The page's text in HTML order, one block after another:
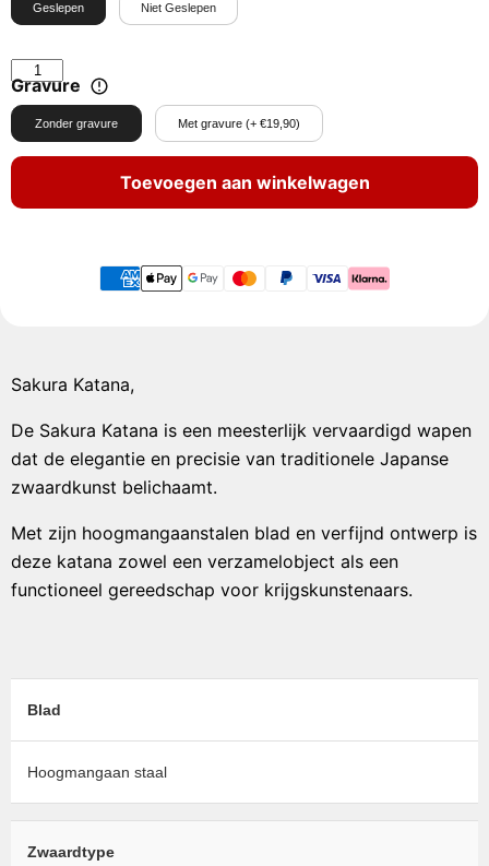
Geslepen Niet Geslepen
Gravure
Zonder gravure Met gravure (+ €19,90)
Toevoegen aan winkelwagen
Sakura Katana,
De Sakura Katana is een meesterlijk vervaardigd wapen
dat de elegantie en precisie van traditionele Japanse
zwaardkunst belichaamt.
Met zijn hoogmangaanstalen blad en verfijnd ontwerp is
deze katana zowel een verzamelobject als een
functioneel gereedschap voor krijgskunstenaars.
Blad
Hoogmangaan staal
Zwaardtype